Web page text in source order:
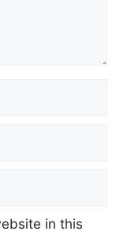
in this